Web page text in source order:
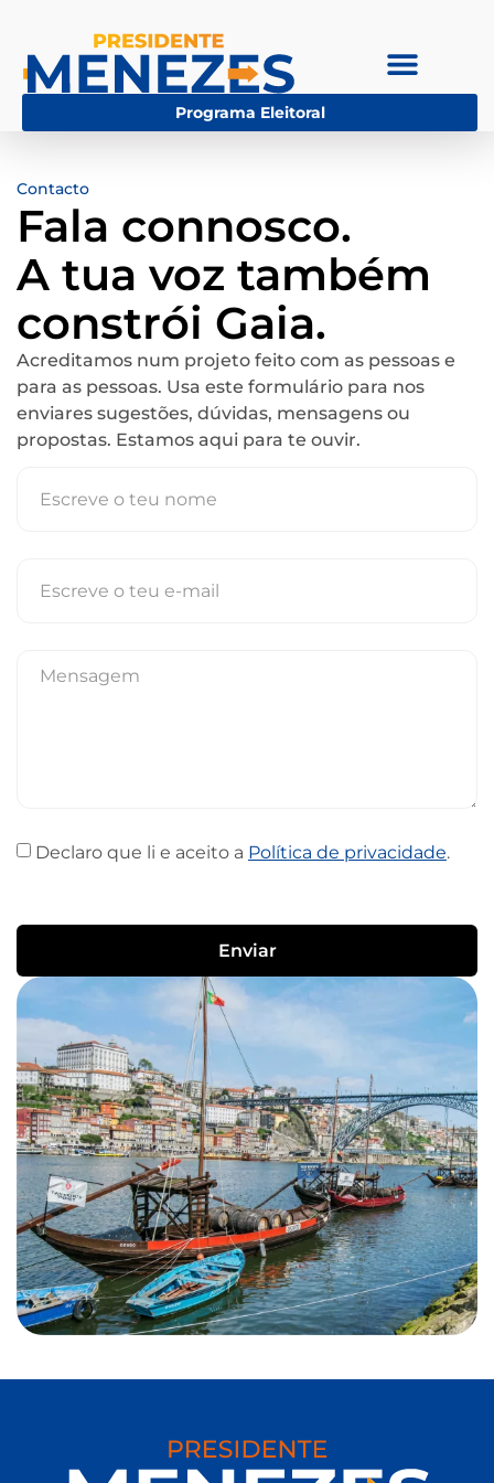
Programa Eleitoral
Contacto
Fala connosco.
A tua voz também
constrói Gaia.
Acreditamos num projeto feito com as pessoas e
para as pessoas. Usa este formulário para nos
enviares sugestões, dúvidas, mensagens ou
propostas. Estamos aqui para te ouvir.
Declaro que li e aceito a Política de privacidade.
Enviar